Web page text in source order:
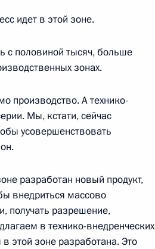
участия
идет в этой зоне.
с половиной тысяч, больше
зонах.
производство. А технико-
Мы, кстати, сейчас
усовершенствовать
разработан новый продукт,
внедриться массово
получать разрешение,
в технико-внедренческих
этой зоне разработана. Это